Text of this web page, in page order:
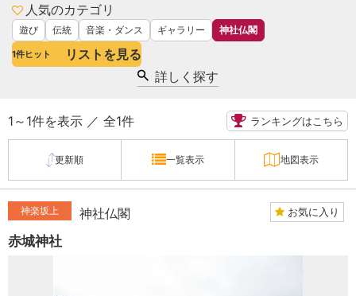
人気のカテゴリ
遊び 伝統 音楽・ダンス ギャラリー 神社仏閣
1件ヒット
リストを見る
詳しく探す
1～1件を表示 ／ 全1件 ランキングはこちら
更新順 一覧表示 地図表示
神楽坂上 神社仏閣 お気に入り
赤城神社